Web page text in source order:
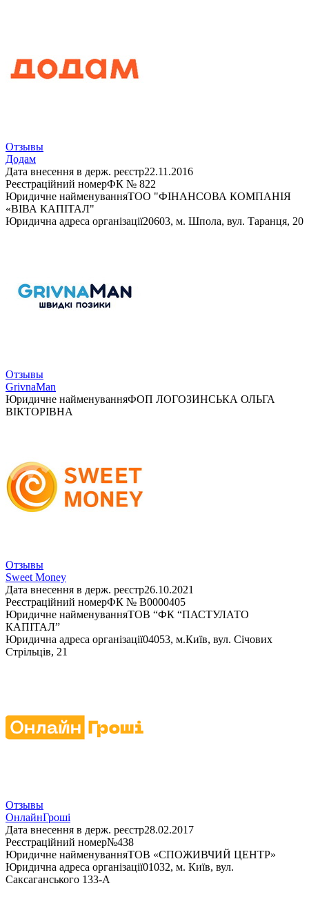
Отзывы
Додам
Дата внесення в держ. реєстр22.11.2016
Реєстраційний номерФК № 822
Юридичне найменуванняТОО "ФІНАНСОВА КОМПАНІЯ
«ВІВА КАПІТАЛ"
Юридична адреса організації20603, м. Шпола, вул. Таранця, 20
Отзывы
GrivnaMan
Юридичне найменуванняФОП ЛОГОЗИНСЬКА ОЛЬГА
ВІКТОРІВНА
Отзывы
Sweet Money
Дата внесення в держ. реєстр26.10.2021
Реєстраційний номерФК № В0000405
Юридичне найменуванняТОВ “ФК “ПАСТУЛАТО
КАПІТАЛ”
Юридична адреса організації04053, м.Київ, вул. Січових
Стрільців, 21
Отзывы
ОнлайнГроші
Дата внесення в держ. реєстр28.02.2017
Реєстраційний номер№438
Юридичне найменуванняТОВ «СПОЖИВЧИЙ ЦЕНТР»
Юридична адреса організації01032, м. Київ, вул.
Саксаганського 133-А